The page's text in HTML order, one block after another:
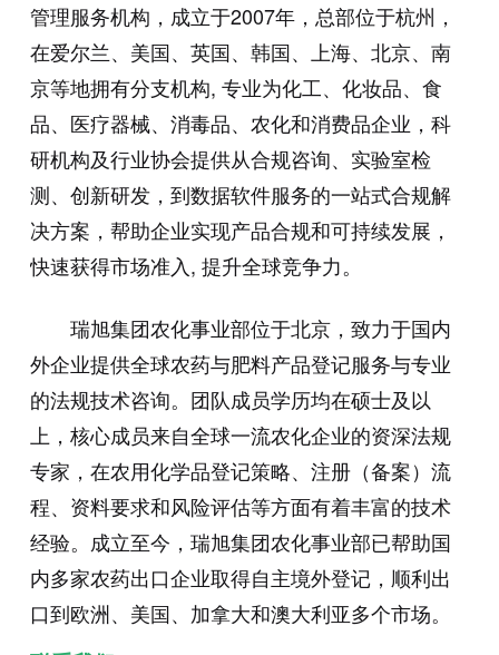
管理服务机构，成立于2007年，总部位于杭州，
在爱尔兰、美国、英国、韩国、上海、北京、南
京等地拥有分支机构, 专业为化工、化妆品、食
品、医疗器械、消毒品、农化和消费品企业，科
研机构及行业协会提供从合规咨询、实验室检
测、创新研发，到数据软件服务的一站式合规解
决方案，帮助企业实现产品合规和可持续发展，
快速获得市场准入, 提升全球竞争力。
瑞旭集团农化事业部位于北京，致力于国内
外企业提供全球农药与肥料产品登记服务与专业
的法规技术咨询。团队成员学历均在硕士及以
上，核心成员来自全球一流农化企业的资深法规
专家，在农用化学品登记策略、注册（备案）流
程、资料要求和风险评估等方面有着丰富的技术
经验。成立至今，瑞旭集团农化事业部已帮助国
内多家农药出口企业取得自主境外登记，顺利出
口到欧洲、美国、加拿大和澳大利亚多个市场。